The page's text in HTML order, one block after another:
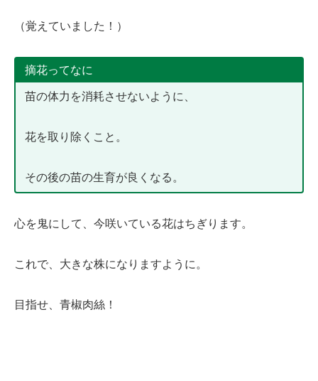
（覚えていました！）
摘花ってなに
苗の体力を消耗させないように、
花を取り除くこと。
その後の苗の生育が良くなる。
心を鬼にして、今咲いている花はちぎります。
これで、大きな株になりますように。
目指せ、青椒肉絲！